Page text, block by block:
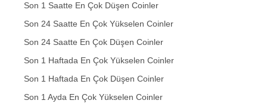
Son 1 Saatte En Çok Düşen Coinler
Son 24 Saatte En Çok Yükselen Coinler
Son 24 Saatte En Çok Düşen Coinler
Son 1 Haftada En Çok Yükselen Coinler
Son 1 Haftada En Çok Düşen Coinler
Son 1 Ayda En Çok Yükselen Coinler